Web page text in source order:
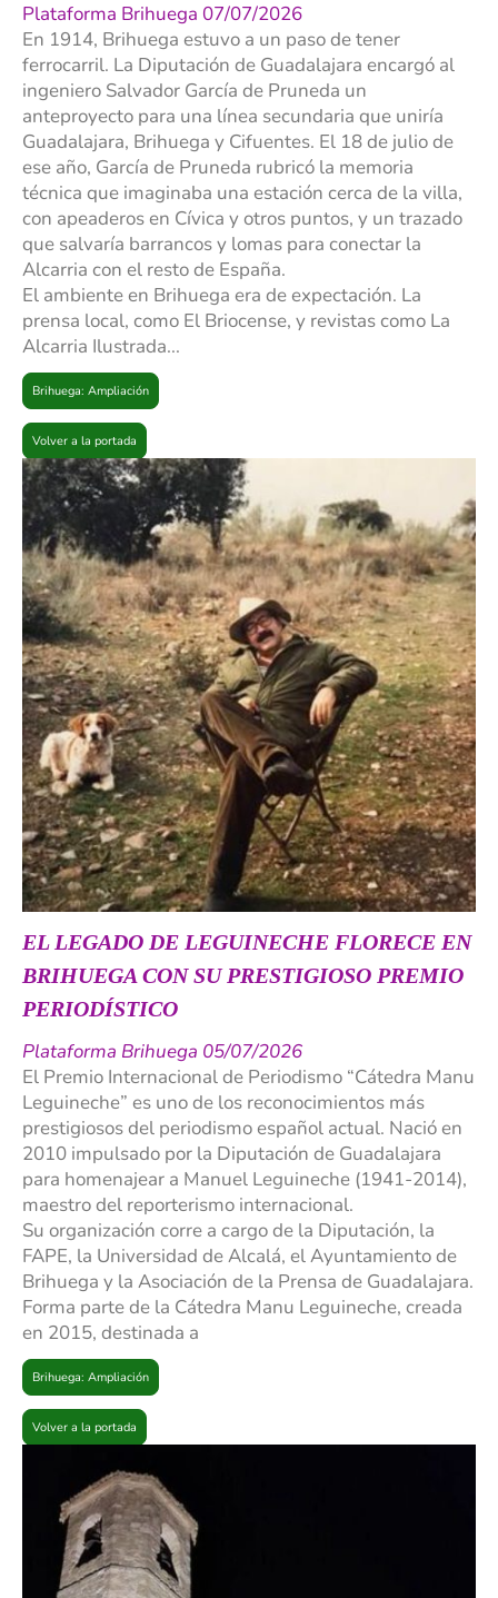
Plataforma Brihuega 07/07/2026
En 1914, Brihuega estuvo a un paso de tener
ferrocarril. La Diputación de Guadalajara encargó al
ingeniero Salvador García de Pruneda un
anteproyecto para una línea secundaria que uniría
Guadalajara, Brihuega y Cifuentes. El 18 de julio de
ese año, García de Pruneda rubricó la memoria
técnica que imaginaba una estación cerca de la villa,
con apeaderos en Cívica y otros puntos, y un trazado
que salvaría barrancos y lomas para conectar la
Alcarria con el resto de España.
El ambiente en Brihuega era de expectación. La
prensa local, como El Briocense, y revistas como La
Alcarria Ilustrada...
Brihuega: Ampliación
Volver a la portada
EL LEGADO DE LEGUINECHE FLORECE EN
BRIHUEGA CON SU PRESTIGIOSO PREMIO
PERIODÍSTICO
Plataforma Brihuega 05/07/2026
El Premio Internacional de Periodismo “Cátedra Manu
Leguineche” es uno de los reconocimientos más
prestigiosos del periodismo español actual. Nació en
2010 impulsado por la Diputación de Guadalajara
para homenajear a Manuel Leguineche (1941-2014),
maestro del reporterismo internacional.
Su organización corre a cargo de la Diputación, la
FAPE, la Universidad de Alcalá, el Ayuntamiento de
Brihuega y la Asociación de la Prensa de Guadalajara.
Forma parte de la Cátedra Manu Leguineche, creada
en 2015, destinada a
Brihuega: Ampliación
Volver a la portada